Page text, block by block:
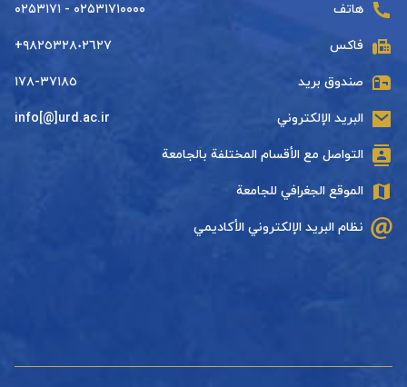
هاتف ۰۲۵۳۱۷۱۰۰۰۰ - ۰۲۵۳۱۷۱
فاكس +٩٨٢٥٣٢٨٠٢٦٢٧
صندوق بريد ٣٧١٨٥-١٧٨
البريد الإلكتروني info[@]urd.ac.ir
التواصل مع الأقسام المختلفة بالجامعة
الموقع الجغرافي للجامعة
نظام البريد الإلكتروني الأكاديمي